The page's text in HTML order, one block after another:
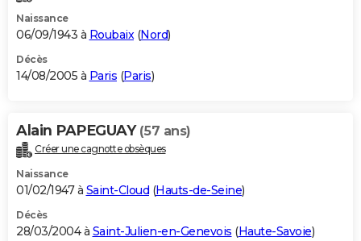
Naissance
06/09/1943 à Roubaix(Nord)
Décès
14/08/2005 à Paris (Paris)
Alain PAPEGUAY (57 ans)
Créer une cagnotte obsèques
Naissance
01/02/1947 à Saint-Cloud (Hauts-de-Seine)
Décès
28/03/2004 à Saint-Julien-en-Genevois (Haute-Savoie)